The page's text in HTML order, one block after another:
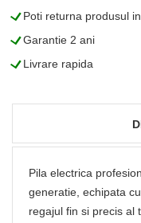
LPoti returna produsul
LGarantie 2 ani
LLivrare rapida
Pila electrica
generatie, echipata
regajul fin si precis al